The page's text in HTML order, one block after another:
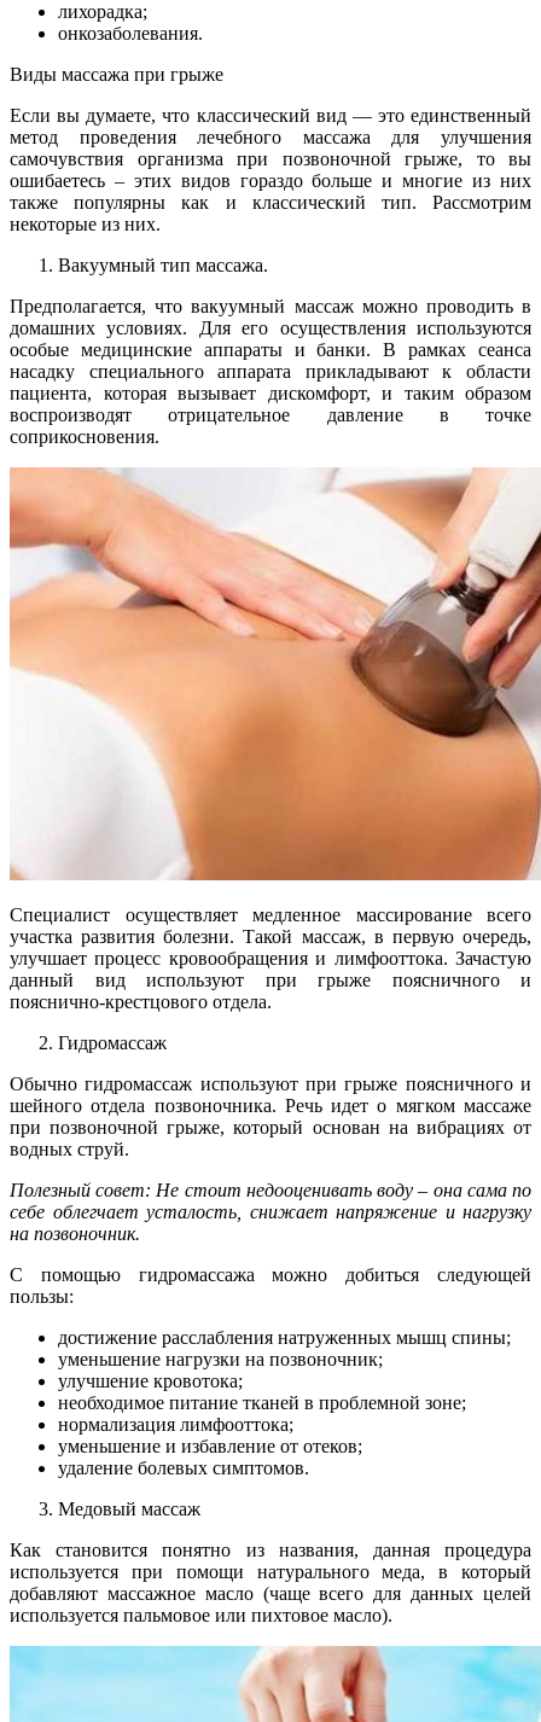
лихорадка;
онкозаболевания.
Виды массажа при грыже
Если вы думаете, что классический вид — это единственный
метод проведения лечебного массажа для улучшения
самочувствия организма при позвоночной грыже, то вы
ошибаетесь – этих видов гораздо больше и многие из них
также популярны как и классический тип. Рассмотрим
некоторые из них.
Вакуумный тип массажа.
Предполагается, что вакуумный массаж можно проводить в
домашних условиях. Для его осуществления используются
особые медицинские аппараты и банки. В рамках сеанса
насадку специального аппарата прикладывают к области
пациента, которая вызывает дискомфорт, и таким образом
воспроизводят отрицательное давление в точке
соприкосновения.
Специалист осуществляет медленное массирование всего
участка развития болезни. Такой массаж, в первую очередь,
улучшает процесс кровообращения и лимфооттока. Зачастую
данный вид используют при грыже поясничного и
пояснично-крестцового отдела.
Гидромассаж
Обычно гидромассаж используют при грыже поясничного и
шейного отдела позвоночника. Речь идет о мягком массаже
при позвоночной грыже, который основан на вибрациях от
водных струй.
Полезный совет: Не стоит недооценивать воду – она сама по
себе облегчает усталость, снижает напряжение и нагрузку
на позвоночник.
С помощью гидромассажа можно добиться следующей
пользы:
достижение расслабления натруженных мышц спины;
уменьшение нагрузки на позвоночник;
улучшение кровотока;
необходимое питание тканей в проблемной зоне;
нормализация лимфооттока;
уменьшение и избавление от отеков;
удаление болевых симптомов.
Медовый массаж
Как становится понятно из названия, данная процедура
используется при помощи натурального меда, в который
добавляют массажное масло (чаще всего для данных целей
используется пальмовое или пихтовое масло).